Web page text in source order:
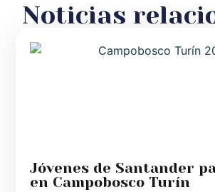
Noticias
Jóvenes de Santander
en Campobosco Turín